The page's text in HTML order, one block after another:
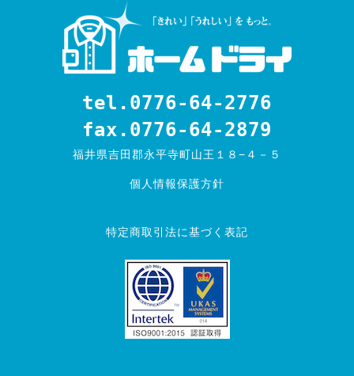
tel.0776-64-2776
fax.0776-64-2879
福井県吉田郡永平寺町山王１８−４－５
個人情報保護方針
特定商取引法に基づく表記